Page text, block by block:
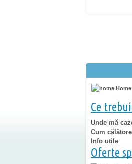
Home
Ce
Unde mă
Cum
Info utile
Oferte